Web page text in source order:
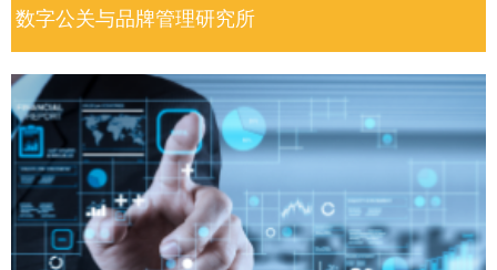
数字公关与品牌管理研究所